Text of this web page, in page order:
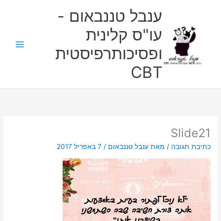
ענבל טננבאום -
עו"ס קלינית
ופסיכותרפיסטית
CBT
Slide21
כתיבת תגובה / מאתענבל טננבאום/ 7 באפריל 2017